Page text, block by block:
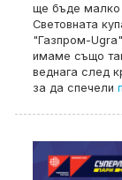
ще бъде малко
Световната
"Газпром-Ugra"
имаме също
веднага след
за да спечели